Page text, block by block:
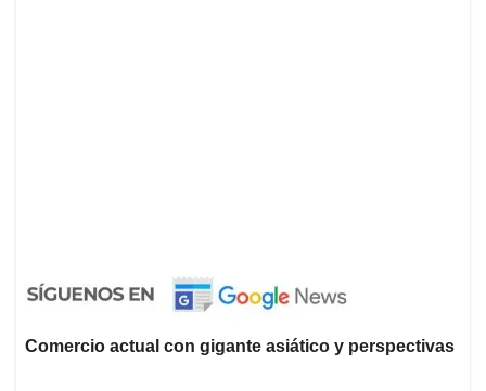
Comercio actual con gigante asiático y perspectivas